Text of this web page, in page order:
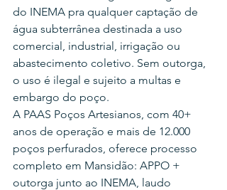
do INEMA pra qualquer captação de
água subterrânea destinada a uso
comercial, industrial, irrigação ou
abastecimento coletivo. Sem outorga,
o uso é ilegal e sujeito a multas e
embargo do poço.
A PAAS Poços Artesianos, com 40+
anos de operação e mais de 12.000
poços perfurados, oferece processo
completo em Mansidão: APPO +
outorga junto ao INEMA, laudo